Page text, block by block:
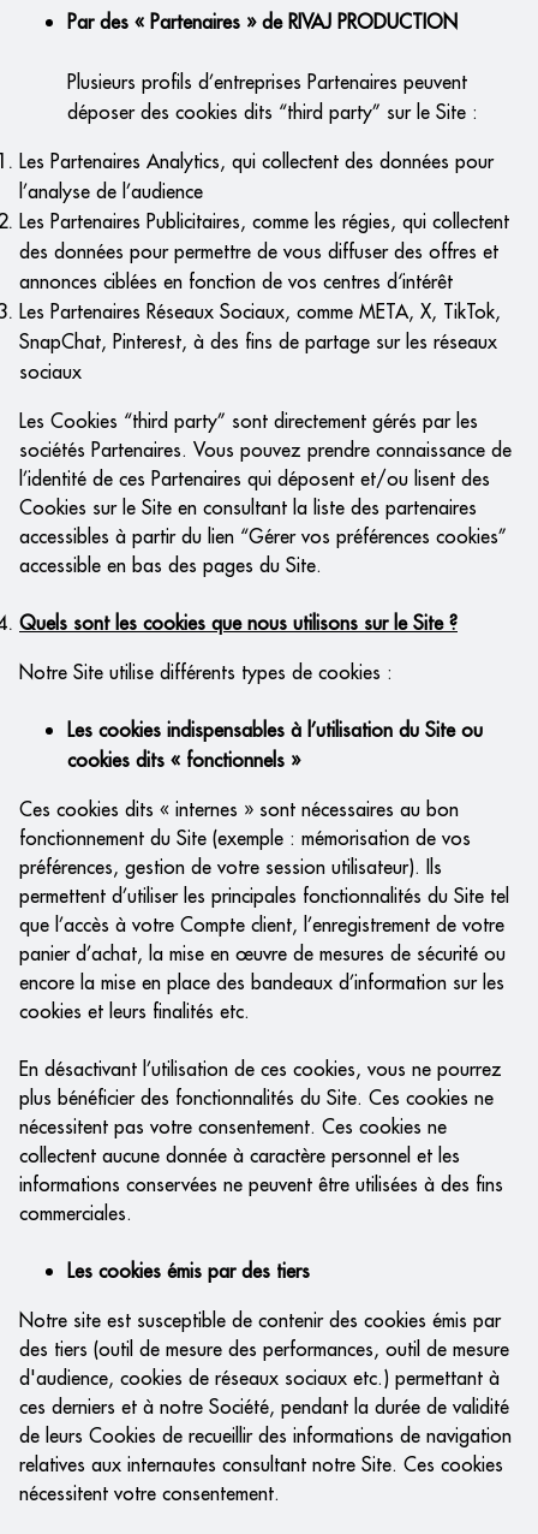
Par des « Partenaires » de RIVAJ PRODUCTION
Plusieurs profils d’entreprises Partenaires peuvent
déposer des cookies dits “third party” sur le Site :
Les Partenaires Analytics, qui collectent des données pour
l’analyse de l’audience
Les Partenaires Publicitaires, comme les régies, qui collectent
des données pour permettre de vous diffuser des offres et
annonces ciblées en fonction de vos centres d‘intérêt
Les Partenaires Réseaux Sociaux, comme META, X, TikTok,
SnapChat, Pinterest, à des fins de partage sur les réseaux
sociaux
Les Cookies “third party” sont directement gérés par les
sociétés Partenaires. Vous pouvez prendre connaissance de
l’identité de ces Partenaires qui déposent et/ou lisent des
Cookies sur le Site en consultant la liste des partenaires
accessibles à partir du lien “Gérer vos préférences cookies”
accessible en bas des pages du Site.
Quels sont les cookies que nous utilisons sur le Site ?
Notre Site utilise différents types de cookies :
Les cookies indispensables à l’utilisation du Site ou
cookies dits « fonctionnels »
Ces cookies dits « internes » sont nécessaires au bon
fonctionnement du Site (exemple : mémorisation de vos
préférences, gestion de votre session utilisateur). Ils
permettent d’utiliser les principales fonctionnalités du Site tel
que l’accès à votre Compte client, l’enregistrement de votre
panier d’achat, la mise en œuvre de mesures de sécurité ou
encore la mise en place des bandeaux d’information sur les
cookies et leurs finalités etc.
En désactivant l’utilisation de ces cookies, vous ne pourrez
plus bénéficier des fonctionnalités du Site. Ces cookies ne
nécessitent pas votre consentement. Ces cookies ne
collectent aucune donnée à caractère personnel et les
informations conservées ne peuvent être utilisées à des fins
commerciales.
Les cookies émis par des tiers
Notre site est susceptible de contenir des cookies émis par
des tiers (outil de mesure des performances, outil de mesure
d'audience, cookies de réseaux sociaux etc.) permettant à
ces derniers et à notre Société, pendant la durée de validité
de leurs Cookies de recueillir des informations de navigation
relatives aux internautes consultant notre Site. Ces cookies
nécessitent votre consentement.